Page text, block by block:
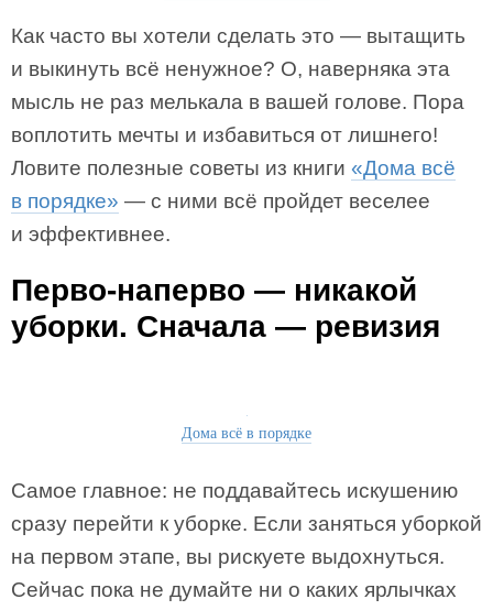
Как часто вы хотели сделать это — вытащить
и выкинуть всё ненужное? О, наверняка эта
мысль не раз мелькала в вашей голове. Пора
воплотить мечты и избавиться от лишнего!
Ловите полезные советы из книги «Дома всё
в порядке» — с ними всё пройдет веселее
и эффективнее.
Перво-наперво — никакой
уборки. Сначала — ревизия
Дома всё в порядке
Самое главное: не поддавайтесь искушению
сразу перейти к уборке. Если заняться уборкой
на первом этапе, вы рискуете выдохнуться.
Сейчас пока не думайте ни о каких ярлычках